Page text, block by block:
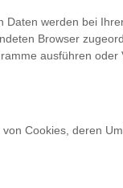
Daten werden bei
Browser
ausführen
Cookies, deren